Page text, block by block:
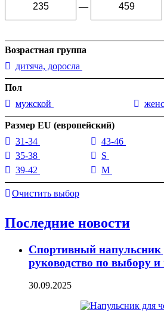
—
Возрастная группа
дитяча, доросла
Пол
мужской
Размер EU (европейский)
31-34
35-38
39-42
43-46
S
M
Очистить выбор
Последние новости
Спортивный напульсник
руководство по выбору
30.09.2025